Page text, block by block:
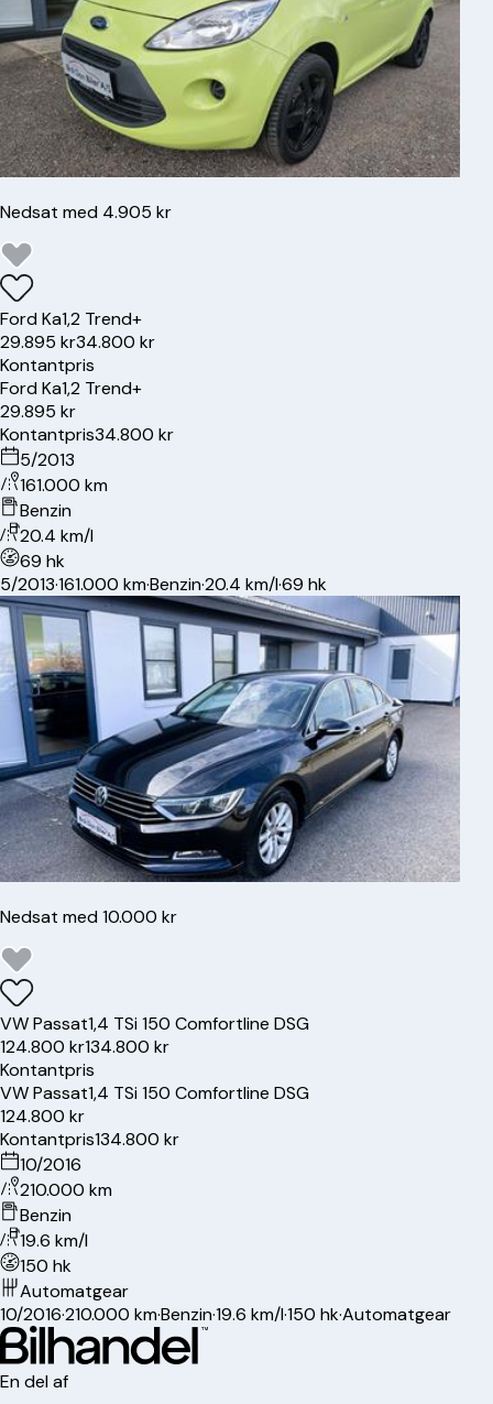
Nedsat med 4.905 kr
FordKa1,2 Trend+
29.895 kr34.800 kr
Kontantpris
FordKa1,2 Trend+
29.895 kr
Kontantpris34.800 kr
5/2013
161.000 km
Benzin
20.4 km/l
69 hk
5/2013·161.000 km·Benzin·20.4 km/l·69 hk
Nedsat med 10.000 kr
VWPassat1,4 TSi 150 Comfortline DSG
124.800 kr134.800 kr
Kontantpris
VWPassat1,4 TSi 150 Comfortline DSG
124.800 kr
Kontantpris134.800 kr
10/2016
210.000 km
Benzin
19.6 km/l
150 hk
Automatgear
10/2016·210.000 km·Benzin·19.6 km/l·150 hk·Automatgear
En del af